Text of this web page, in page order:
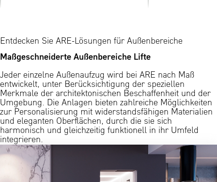
Entdecken Sie ARE-Lösungen für Außenbereiche
Maßgeschneiderte Außenbereiche Lifte
Jeder einzelne Außenaufzug wird bei ARE nach Maß
entwickelt, unter Berücksichtigung der speziellen
Merkmale der architektonischen Beschaffenheit und der
Umgebung. Die Anlagen bieten zahlreiche Möglichkeiten
zur Personalisierung mit widerstandsfähigen Materialien
und eleganten Oberflächen, durch die sie sich
harmonisch und gleichzeitig funktionell in ihr Umfeld
integrieren.